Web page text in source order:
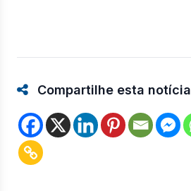
Compartilhe esta notícia